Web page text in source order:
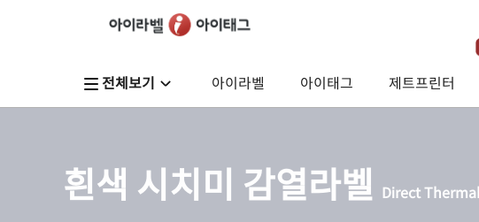
전체보기 아이라벨 아이태그 제트프린터
흰색 시치미 감열라벨 Direct